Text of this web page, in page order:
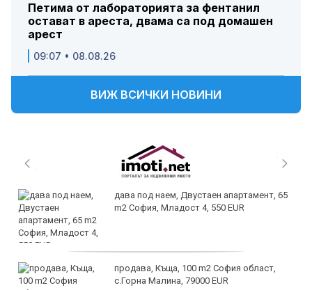
Петима от лабораторията за фентанил
остават в ареста, двама са под домашен
арест
09:07 • 08.08.26
ВИЖ ВСИЧКИ НОВИНИ
дава под наем, Двустаен апартамент, 65
m2 София, Младост 4, 550 EUR
продава, Къща, 100 m2 София област,
с.Горна Малина, 79000 EUR